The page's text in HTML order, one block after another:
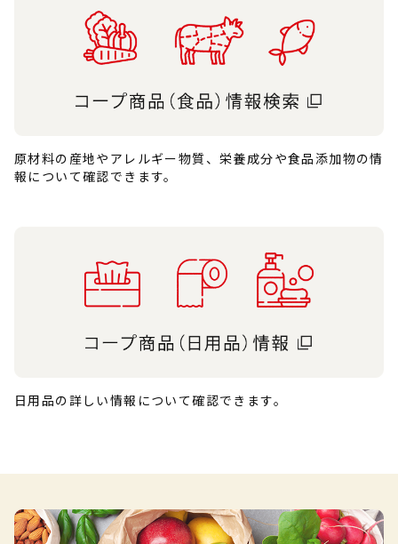
原材料の産地やアレルギー物質、栄養成分や食品添加物の情
報について確認できます。
日用品の詳しい情報について確認できます。